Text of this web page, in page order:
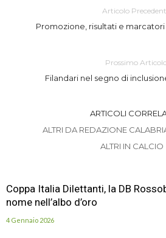
Articolo
Promozione, risultati e
Prossimo
Filandari nel segno di
ARTICOLI
ALTRI DA REDAZIONE
ALTRI IN CALCIO
Coppa Italia Dilettanti, la DB
nome nell’albo d’oro
4 Gennaio 2026